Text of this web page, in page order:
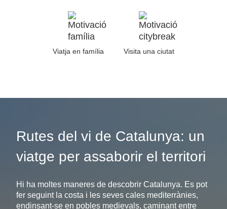
Viatja en família Visita una ciutat
Rutes del vi de Catalunya: un
viatge per assaborir el territori
Hi ha moltes maneres de descobrir Catalunya. Es pot
fer seguint la costa i les seves cales mediterrànies,
endinsant-se en pobles medievals, caminant entre